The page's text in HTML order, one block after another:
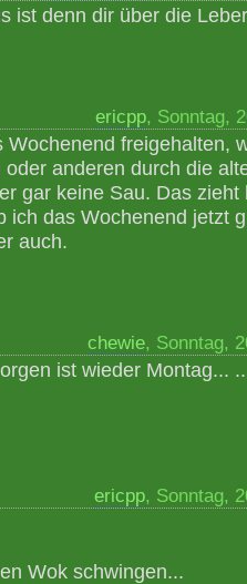
ist denn dir über die
ericpp, Sonntag,
Wochenend freigehalten,
anderen durch die
gar keine Sau. Das
ich das Wochenend jetzt
auch.
chewie, Sonntag,
ist wieder Montag...
ericpp, Sonntag,
Wok schwingen...